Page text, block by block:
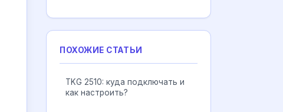
ПОХОЖИЕ СТАТЬИ
TKG 2510: куда подключать и
как настроить?